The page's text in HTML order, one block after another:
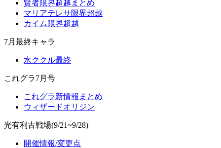
賢者限界超越まとめ
マリアテレサ限界超越
カイム限界超越
7月最終キャラ
水ククル最終
これグラ7月号
これグラ新情報まとめ
ウィザードオリジン
光有利古戦場(9/21~9/28)
開催情報/変更点